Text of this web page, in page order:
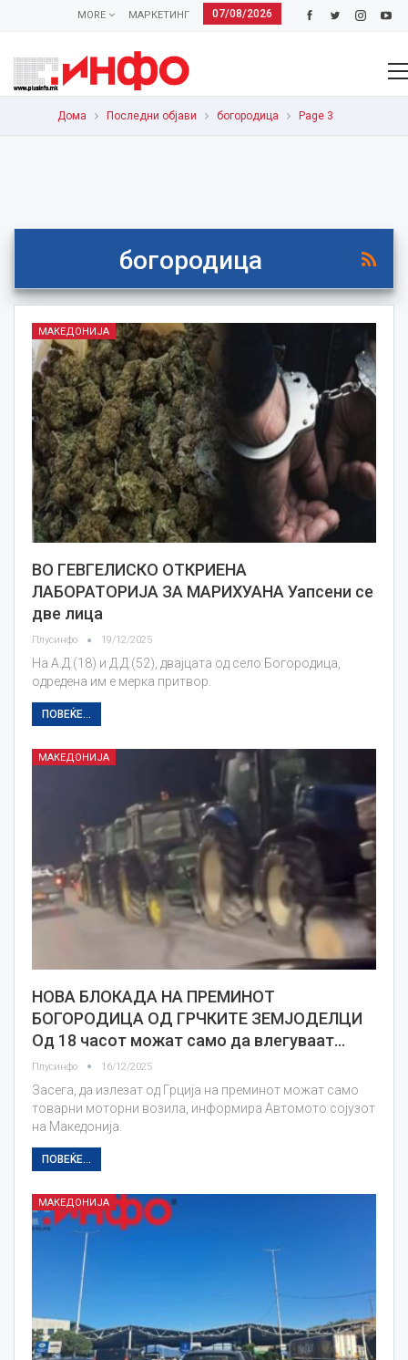
07/08/2026
МАРКЕТИНГ
MORE
Дома Последни објави богородица Page 3
богородица
МАКЕДОНИЈА
ВО ГЕВГЕЛИСКО ОТКРИЕНА
ЛАБОРАТОРИЈА ЗА МАРИХУАНА Уапсени се
две лица
Плусинфо 19/12/2025
На А.Д.(18) и Д.Д.(52), двајцата од село Богородица,
одредена им е мерка притвор.
ПОВЕЌЕ...
МАКЕДОНИЈА
НОВА БЛОКАДА НА ПРЕМИНОТ
БОГОРОДИЦА ОД ГРЧКИТЕ ЗЕМЈОДЕЛЦИ
Од 18 часот можат само да влегуваат…
Плусинфо 16/12/2025
Засега, да излезат од Грција на преминот можат само
товарни моторни возила, информира Автомото сојузот
на Македонија.
ПОВЕЌЕ...
МАКЕДОНИЈА